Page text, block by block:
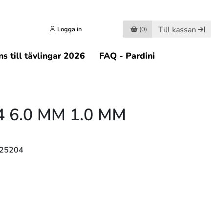
Logga in (0) Till kassan
till tävlingar 2026 FAQ - Pardini
6.0 MM 1.0 MM